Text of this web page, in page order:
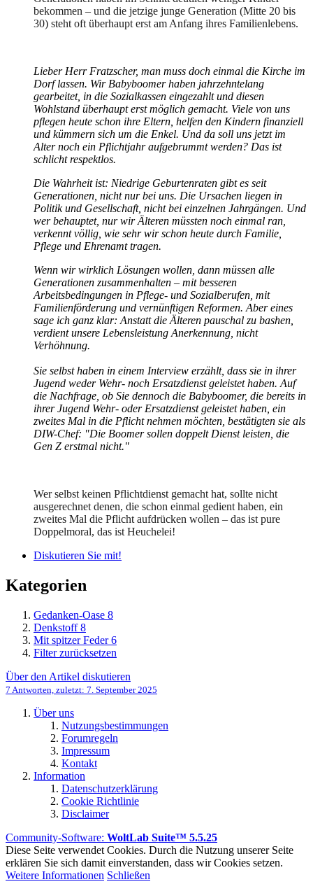
bekommen – und die jetzige junge Generation (Mitte 20 bis
30) steht oft überhaupt erst am Anfang ihres Familienlebens.
Lieber Herr Fratzscher, man muss doch einmal die Kirche im
Dorf lassen. Wir Babyboomer haben jahrzehntelang
gearbeitet, in die Sozialkassen eingezahlt und diesen
Wohlstand überhaupt erst möglich gemacht. Viele von uns
pflegen heute schon ihre Eltern, helfen den Kindern finanziell
und kümmern sich um die Enkel. Und da soll uns jetzt im
Alter noch ein Pflichtjahr aufgebrummt werden? Das ist
schlicht respektlos.
Die Wahrheit ist: Niedrige Geburtenraten gibt es seit
Generationen, nicht nur bei uns. Die Ursachen liegen in
Politik und Gesellschaft, nicht bei einzelnen Jahrgängen. Und
wer behauptet, nur wir Älteren müssten noch einmal ran,
verkennt völlig, wie sehr wir schon heute durch Familie,
Pflege und Ehrenamt tragen.
Wenn wir wirklich Lösungen wollen, dann müssen alle
Generationen zusammenhalten – mit besseren
Arbeitsbedingungen in Pflege- und Sozialberufen, mit
Familienförderung und vernünftigen Reformen. Aber eines
sage ich ganz klar: Anstatt die Älteren pauschal zu bashen,
verdient unsere Lebensleistung Anerkennung, nicht
Verhöhnung.
Sie selbst haben in einem Interview erzählt, dass sie in ihrer
Jugend weder Wehr- noch Ersatzdienst geleistet haben. Auf
die Nachfrage, ob Sie dennoch die Babyboomer, die bereits in
ihrer Jugend Wehr- oder Ersatzdienst geleistet haben, ein
zweites Mal in die Pflicht nehmen möchten, bestätigten sie als
DIW-Chef: "Die Boomer sollen doppelt Dienst leisten, die
Gen Z erstmal nicht."
Wer selbst keinen Pflichtdienst gemacht hat, sollte nicht
ausgerechnet denen, die schon einmal gedient haben, ein
zweites Mal die Pflicht aufdrücken wollen – das ist pure
Doppelmoral, das ist Heuchelei!
Diskutieren Sie mit!
Kategorien
Gedanken-Oase 8
Denkstoff 8
Mit spitzer Feder 6
Filter zurücksetzen
Über den Artikel diskutieren
7 Antworten, zuletzt: 7. September 2025
Über uns
Nutzungsbestimmungen
Forumregeln
Impressum
Kontakt
Information
Datenschutzerklärung
Cookie Richtlinie
Disclaimer
Community-Software: WoltLab Suite™ 5.5.25
Diese Seite verwendet Cookies. Durch die Nutzung unserer Seite
erklären Sie sich damit einverstanden, dass wir Cookies setzen.
Weitere Informationen Schließen